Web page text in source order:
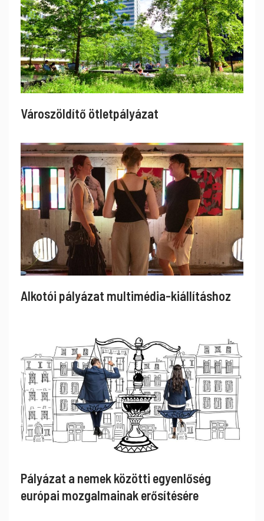
Városzöldítő ötletpályázat
Alkotói pályázat multimédia-kiállításhoz
Pályázat a nemek közötti egyenlőség
európai mozgalmainak erősítésére